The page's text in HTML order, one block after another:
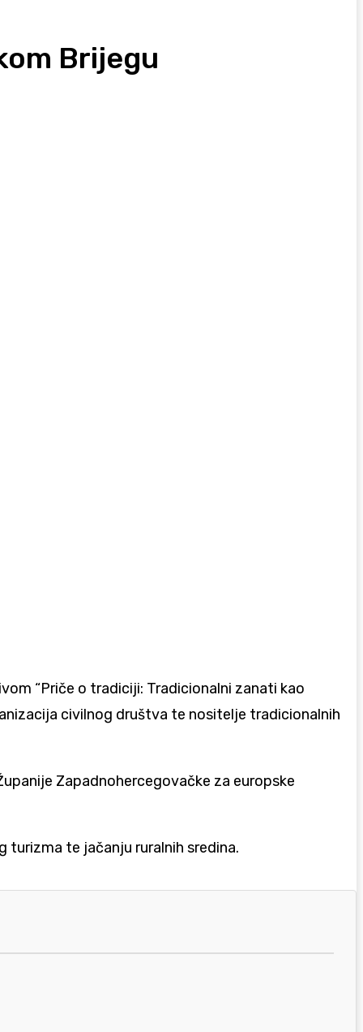
Brijegu
“Priče o tradiciji: Tradicionalni zanati kao
civilnog društva te nositelje tradicionalnih
Zapadnohercegovačke za europske
te jačanju ruralnih sredina.